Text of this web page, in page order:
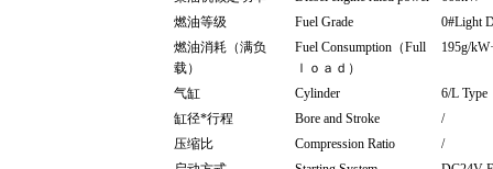
燃油等级
Fuel Grade
0#Light
燃油消耗（满负
载）
Fuel Consumption（Full
ｌｏａｄ）
195g/
气缸 Cylinder
6/L Type
缸径*行程
Bore and Stroke
/
压缩比
Compression Ratio
/